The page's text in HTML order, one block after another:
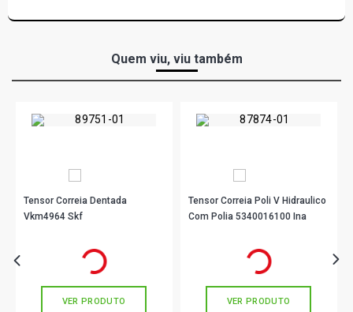
Quem viu, viu também
Tensor Correia Dentada
Vkm4964 Skf
em até 3x de
VER PRODUTO
Tensor Correia Poli V Hidraulico
Com Polia 5340016100 Ina
em até 10x de
VER PRODUTO